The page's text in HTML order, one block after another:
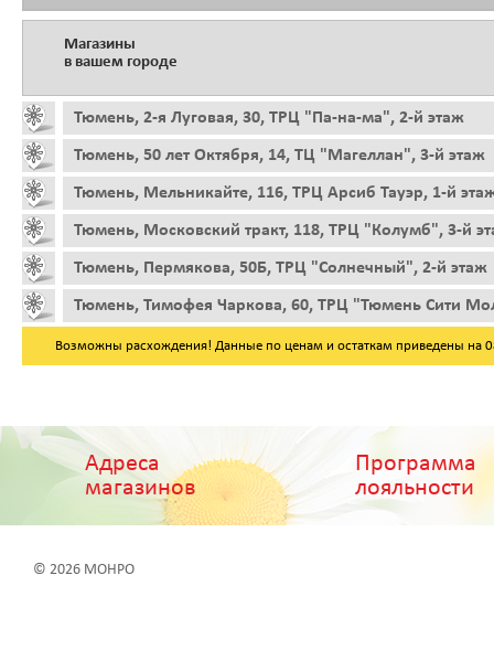
Магазины
в вашем городе
Тюмень, 2-я Луговая, 30, ТРЦ "Па-на-ма", 2-й этаж
Тюмень, 50 лет Октября, 14, ТЦ "Магеллан", 3-й этаж
Тюмень, Мельникайте, 116, ТРЦ Арсиб Тауэр, 1-й
Тюмень, Московский тракт, 118, ТРЦ "Колумб", 3-й
Тюмень, Пермякова, 50Б, ТРЦ "Солнечный", 2-й этаж
Тюмень, Тимофея Чаркова, 60, ТРЦ "Тюмень Сити
Возможны расхождения! Данные по ценам и остаткам приведены на
Адреса
магазинов
Программа
лояльности
© 2026 МОНРО